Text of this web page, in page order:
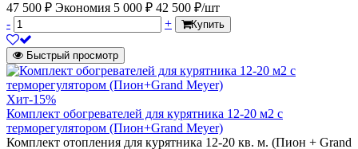
47 500 ₽ Экономия 5 000 ₽ 42 500 ₽/шт
-
+ Купить
Быстрый просмотр
Хит-15%
Комплект обогревателей для курятника 12-20 м2 с
терморегулятором (Пион+Grand Meyer)
Комплект отопления для курятника 12-20 кв. м. (Пион + Grand